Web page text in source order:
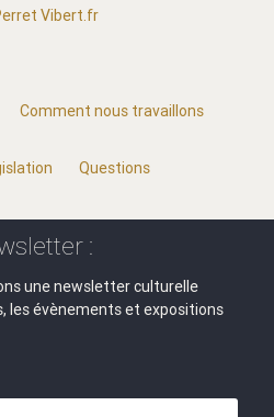
Vibert.fr
Comment nous travaillons
Questions
:
une newsletter culturelle
les évènements et expositions